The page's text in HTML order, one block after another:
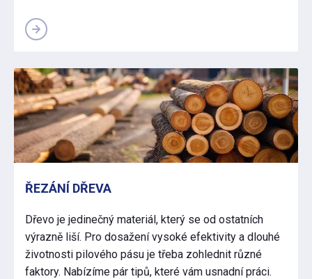
ŘEZÁNÍ DŘEVA
Dřevo je jedinečný materiál, který se od ostatních
výrazně liší. Pro dosažení vysoké efektivity a dlouhé
životnosti pilového pásu je třeba zohlednit různé
faktory. Nabízíme pár tipů, které vám usnadní práci.